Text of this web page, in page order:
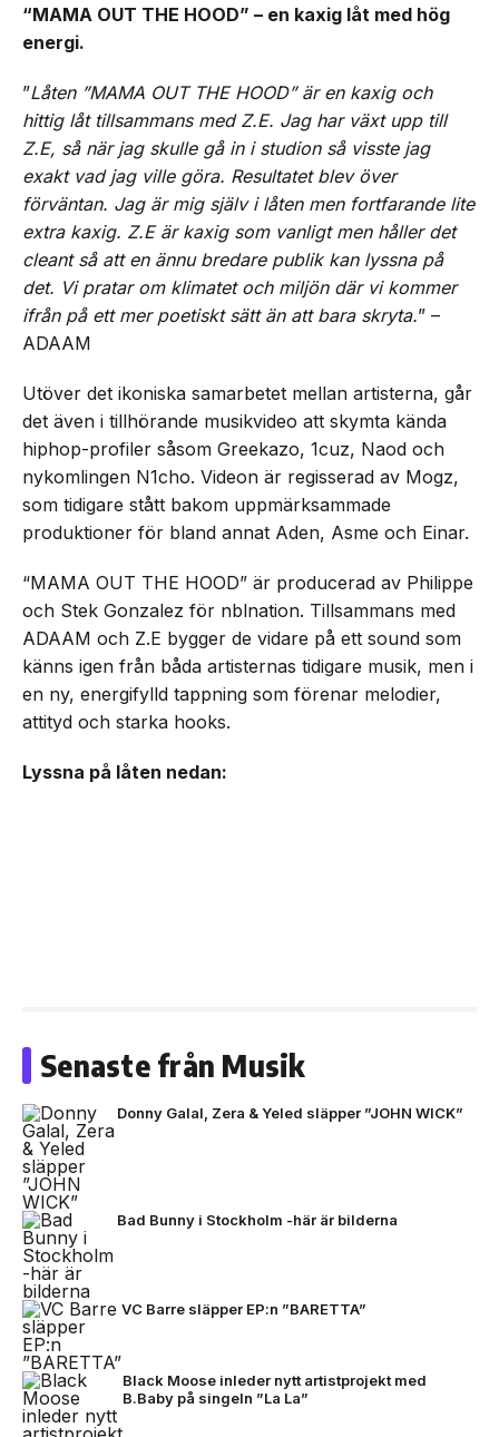
“MAMA OUT THE HOOD” – en kaxig låt med hög
energi.
”Låten ”MAMA OUT THE HOOD” är en kaxig och
hittig låt tillsammans med Z.E. Jag har växt upp till
Z.E, så när jag skulle gå in i studion så visste jag
exakt vad jag ville göra. Resultatet blev över
förväntan. Jag är mig själv i låten men fortfarande lite
extra kaxig. Z.E är kaxig som vanligt men håller det
cleant så att en ännu bredare publik kan lyssna på
det. Vi pratar om klimatet och miljön där vi kommer
ifrån på ett mer poetiskt sätt än att bara skryta.” –
ADAAM
Utöver det ikoniska samarbetet mellan artisterna, går
det även i tillhörande musikvideo att skymta kända
hiphop-profiler såsom Greekazo, 1cuz, Naod och
nykomlingen N1cho. Videon är regisserad av Mogz,
som tidigare stått bakom uppmärksammade
produktioner för bland annat Aden, Asme och Einar.
“MAMA OUT THE HOOD” är producerad av Philippe
och Stek Gonzalez för nblnation. Tillsammans med
ADAAM och Z.E bygger de vidare på ett sound som
känns igen från båda artisternas tidigare musik, men i
en ny, energifylld tappning som förenar melodier,
attityd och starka hooks.
Lyssna på låten nedan:
Senaste från Musik
Donny Galal, Zera & Yeled släpper ”JOHN WICK”
Bad Bunny i Stockholm -här är bilderna
VC Barre släpper EP:n ”BARETTA”
Black Moose inleder nytt artistprojekt med
B.Baby på singeln ”La La”